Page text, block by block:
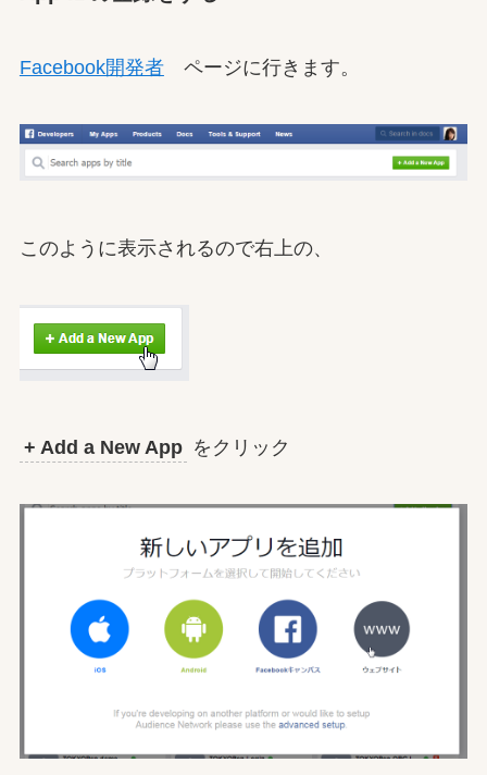
Facebook開発者ページに行きます。
このように表示されるので右上の、
+ Add a New App をクリック